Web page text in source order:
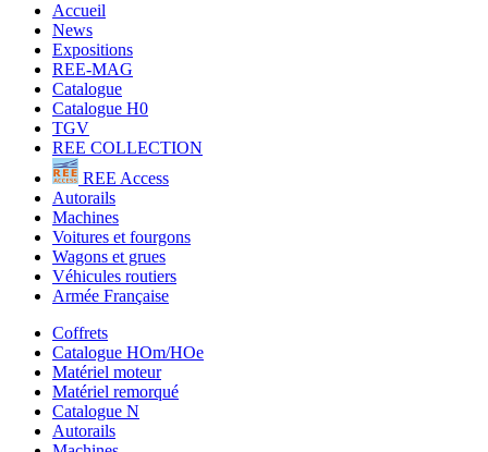
Accueil
News
Expositions
REE-MAG
Catalogue
Catalogue H0
TGV
REE COLLECTION
REE Access
Autorails
Machines
Voitures et fourgons
Wagons et grues
Véhicules routiers
Armée Française
Coffrets
Catalogue HOm/HOe
Matériel moteur
Matériel remorqué
Catalogue N
Autorails